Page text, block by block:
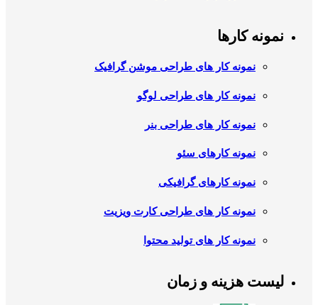
نمونه کارها
نمونه کار های طراحی موشن گرافیک
نمونه کار های طراحی لوگو
نمونه کار های طراحی بنر
نمونه کارهای سئو
نمونه کارهای گرافیکی
نمونه کار های طراحی کارت ویزیت
نمونه کار های تولید محتوا
لیست هزینه و زمان